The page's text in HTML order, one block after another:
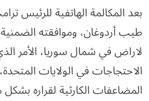
بعد المكالمة الهاتفية للرئيس
طيب أردوغان، وموافقته الضمنية
لاراض في شمال سوريا، الأمر
الاحتجاجات في الولايات
المضاعفات الكارثية لقراره